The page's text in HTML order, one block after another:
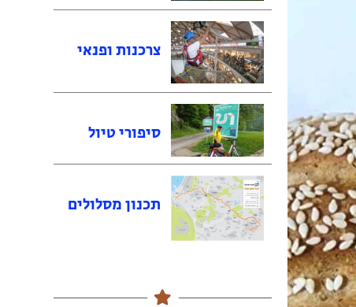
צרכנות ופנאי
סיפורי טיול
תכנון מסלולים